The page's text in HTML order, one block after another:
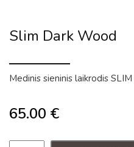
Slim Dark Wood
Medinis sieninis laikrodis
65.00 €